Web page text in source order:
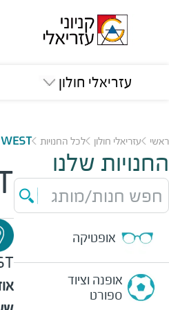
עזריאלי חולון
ראשי עזריאלי חולון לכל החנויות
החנויות שלנו
חפש חנות/מותג
אופטיקה
אופנה וציוד
ספורט